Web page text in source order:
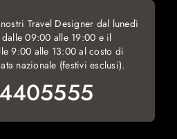
Travel Designer dal lunedì
09:00 alle 19:00 e il
9:00 alle 13:00 al costo di
nazionale (festivi esclusi).